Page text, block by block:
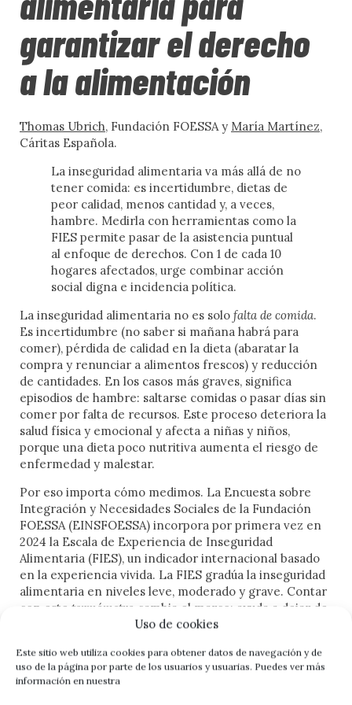
Uso de cookies
Este sitio web utiliza cookies para obtener datos de navegación y de
uso de la página por parte de los usuarios y usuarias. Puedes ver más
información en nuestra
EDITORIAL
A FONDO
CON VOZ PROPIA
ACCIÓN SOCIAL
EN MARCHA
DEL DATO A LA ACCIÓN
SIN PALABRAS
DOCUMENTACIÓN
CONVERSAMOS
EDITORIAL
Frente al veneno del odio, el
amor es el antídoto
Cuando el miedo se organiza en discursos, políticas y
gestos cotidianos, la convivencia se vuelve frágil. Este
antídoto
Es tiempo de romper la profecía del odio. Hoy más que
lasprofecías negativastienen un enorme poder de
atracción colectiva. Caemos en ellas con facilidad,
como en arenas movedizas de las que después resulta
muy difícil salir. Se ha puesto de moda alimentar
visiones negativas sobre las personas extranjeras,
rechazar al otro por su diferencia cultural y religiosa.
Vivimos rodeados deliderazgos pirómanos del odio
no solo presentan al otro como una amenaza, sino que
buscan prender fuego a la convivencia.
Estos liderazgos incendiarios del rechazo se expanden
con facilidad. Difunden relatos, generan dinámicas y
consolidan una auténtica profecía del odio hacia el
extranjero. En toda profecía, lo decisivo no es su
veracidad, sino su capacidad para instalarse como
percepción. La lógica es sencilla: anticipar quetodo
acabará malsi no se actúa con dureza, si no se expulsa o
se controla. Y, paradójicamente, ese anticiparse es lo
que termina provocando que, efectivamente, todo
acabe mal. Se absolutiza una supuesta identidad
cultural, unaprioridad nacional, y se construye un relato
basado en el miedo, el rechazo y la desconfianza hacia
antes no existía.
Así, la profecía no describe la realidad: la construye. A
fuerza de repetirse —en discursos políticos, mediáticos
y sociales— acaba provocando aquello que anuncia. La
inmigración se convierte enproblemaporque hemos
insistido en nombrarla como tal. La profecía se cumple
porque hemos creado las condiciones para que lo haga.
Responden a dinámicas sociales, culturales y
emocionales profundas. El odio actúa como una luz
intensa que deslumbra y nos impide ver con claridad.
garantizar el derecho
a la alimentación
Thomas Ubrich, Fundación FOESSA y María Martínez,
Cáritas Española.
La inseguridad alimentaria va más allá de no
tener comida: es incertidumbre, dietas de
peor calidad, menos cantidad y, a veces,
hambre. Medirla con herramientas como la
FIES permite pasar de la asistencia puntual
al enfoque de derechos. Con 1 de cada 10
hogares afectados, urge combinar acción
social digna e incidencia política.
La inseguridad alimentaria no es solo falta de comida.
Es incertidumbre (no saber si mañana habrá para
comer), pérdida de calidad en la dieta (abaratar la
compra y renunciar a alimentos frescos) y reducción
de cantidades. En los casos más graves, significa
episodios de hambre: saltarse comidas o pasar días sin
comer por falta de recursos. Este proceso deteriora la
salud física y emocional y afecta a niñas y niños,
porque una dieta poco nutritiva aumenta el riesgo de
enfermedad y malestar.
Por eso importa cómo medimos. La Encuesta sobre
Integración y Necesidades Sociales de la Fundación
FOESSA (EINSFOESSA) incorpora por primera vez en
2024 la Escala de Experiencia de Inseguridad
Alimentaria (FIES), un indicador internacional basado
en la experiencia vivida. La FIES gradúa la inseguridad
alimentaria en niveles leve, moderado y grave. Contar
con este termómetro cambia el marco: ayuda a dejar de
ver la alimentación como asistencia puntual y a situarla
El resultado estatal es contundente: el 11,6% de los
hogares en España sufre algún grado de inseguridad